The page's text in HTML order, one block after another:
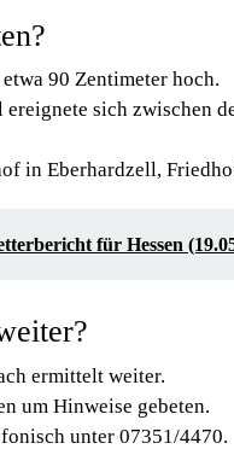
90 Zentimeter hoch.
sich zwischen
in Eberhardzell,
für Hessen
ermittelt weiter.
um Hinweise gebeten.
unter 07351/4470.